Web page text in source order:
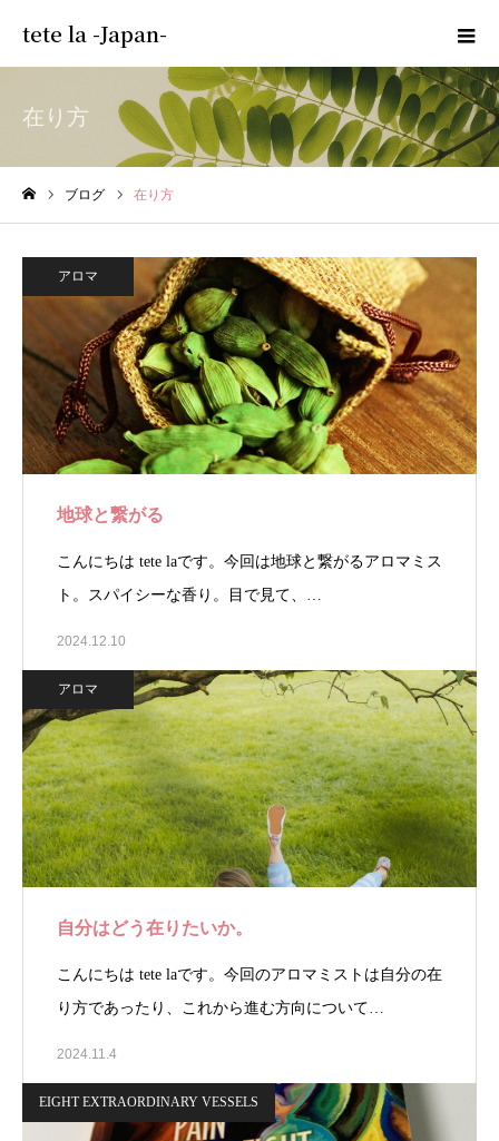
tete la -Japan-
在り方
ブログ 在り方
アロマ
地球と繋がる
こんにちは tete laです。今回は地球と繋がるアロマミス
ト。スパイシーな香り。目で見て、…
2024.12.10
アロマ
自分はどう在りたいか。
こんにちは tete laです。今回のアロマミストは自分の在
り方であったり、これから進む方向について…
2024.11.4
EIGHT EXTRAORDINARY VESSELS